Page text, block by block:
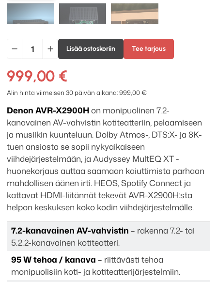
Denon
AVR-
X2900H
7.2
AV-
vahvistin
määrä
Lisää ostoskoriin Tee tarjous
999,00 €
Alin hinta viimeisen 30 päivän aikana:999,00€
Denon AVR-X2900Hon monipuolinen 7.2-
kanavainen AV-vahvistin kotiteatteriin, pelaamiseen
ja musiikin kuunteluun. Dolby Atmos-, DTS:X- ja 8K-
tuen ansiosta se sopii nykyaikaiseen
viihdejärjestelmään, ja Audyssey MultEQ XT -
huonekorjaus auttaa saamaan kaiuttimista parhaan
mahdollisen äänen irti. HEOS, Spotify Connect ja
kattavat HDMI-liitännät tekevät AVR-X2900H:sta
helpon keskuksen koko kodin viihdejärjestelmälle.
7.2-kanavainen AV-vahvistin – rakenna 7.2- tai
5.2.2-kanavainen kotiteatteri.
95 W tehoa / kanava – riittävästi tehoa
monipuolisiin koti- ja kotiteatterijärjestelmiin.